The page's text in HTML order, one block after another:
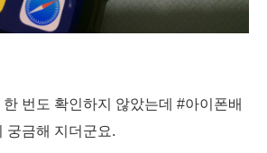
번도 확인하지 않았는데 #아이폰배
궁금해 지더군요.